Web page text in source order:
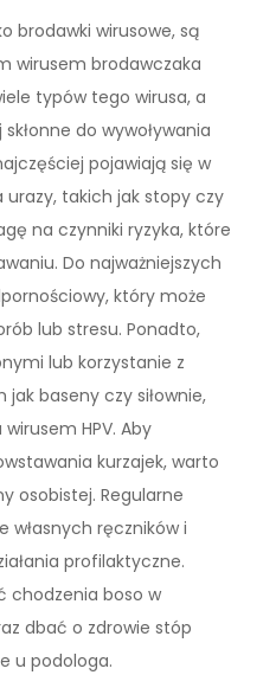
brodawki wirusowe, są
wirusem brodawczaka
typów tego wirusa, a
do wywoływania
pojawiają się w
takich jak stopy czy
na czynniki ryzyka, które
Do najważniejszych
który może
lub stresu. Ponadto,
lub korzystanie z
baseny czy siłownie,
HPV. Aby
kurzajek, warto
osobistej. Regularne
własnych ręczników i
profilaktyczne.
chodzenia boso w
dbać o zdrowie stóp
u podologa.